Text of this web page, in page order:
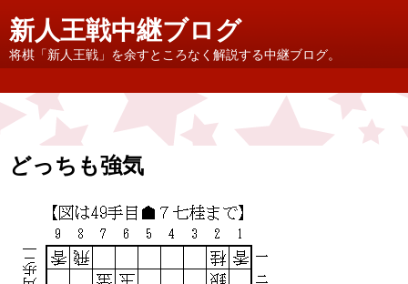
新人王戦中継ブログ
将棋「新人王戦」を余すところなく解説する中継ブログ。
どっちも強気